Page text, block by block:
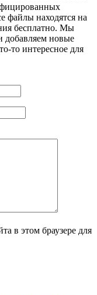
файлы находятся на
бесплатно. Мы
добавляем новые
то интересное для
в этом браузере для